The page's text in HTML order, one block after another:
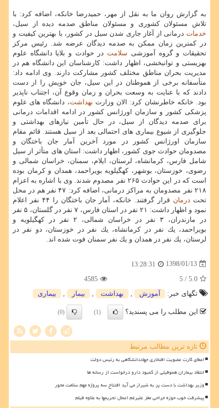
به گزارش روان ما به نقل از مهر، حمیدرضا خانكه، اضافه كرد: با
تلاش مسئولان كشوری و مسئولان مناطق صدمه دیده از سیل،
خدمات درمانی از آغاز جاری شدن سیل در كشور، با بهترین كیفیت و
در كمترین زمان ممكن به صدمه دیدگان عرضه شد. رئیس مركز
تحقیقات و گروه آموزشی سلامت در حوادث و بلایا دانشگاه علوم
بهزیستی و توانبخشی، اظهار داشت: كارشناسان این دانشگاه هم در
مدیریت بحران مناطق مختلف كشور مشاركت دارند. وی ادامه داد:
متأسفانه برخی از هموطنان در این سیل، جان خویش را از دست
دادند كه با عنایت به وسعت بحران و زمان وقوع آن، اجتناب ناپذیر
بود. خانكه خاطرنشان كرد: الان وزارت بهداشت، دانشگاه های علوم
پزشكی كشور و سازمان اورژانس كشور در ادامه اقدامات درمانی
برای صدمه دیدگان از سیل، در حال تأمین نیازهای بهداشتی و
جلوگیری از شیوع بیماری های احتمالی بعد از سیل هستند. قائم مقام
سازمان اورژانس كشور در مورد آخرین آمار جان باختگان و
مصدومان حوادث جوی كشور، اظهار داشت: استان های متأثر از سیل
شامل فارس، كرمانشاه، لرستان، ایلام، سمنان، خراسان شمالی و
رضوی، خوزستان، بوشهر، كهگیلویه بویراحمد، همدان و كرمان بوده
است كه در این حوادث ۲۶۵ نفر مصدوم شدند. وی با اشاره به اعزام
۲۱۸ نفر مصدومان به مراكز درمانی، اضافه كرد: ۴۷ نفر هم در محل
تحت درمان
قرار گرفتند. خانكه، آمار جان باختگان را ۴۴ نفر اعلام
نمود و اظهار داشت: ۲۱ نفر در استان فارس، ۷ نفر در گلستان، ۵ نفر
در مازندران، ۳ نفر در خراسان شمالی، ۲ نفر در كهگیلویه و
بویراحمد، یك نفر در كرمانشاه، یك نفر در خوزستان، دو نفر در
لرستان، یك نفر در همدان و یك نفر سمنان فوت شده اند.
1398/01/13
13:28:31
5.0
/ 5
4585
تگهای خبر:
آموزش بهداشت بیمار بیماری
این مطلب را می پسندید؟ (1)
(0)
تازه ترین مطالب مرتبط
اعطای کارت عضویت افتخاری جهاددانشگاهی به رئیس دولت
انتقاد بیماران هموفیلی از کمبود دارو درخواست از رسانه ها
وزیر بهداشت با دست پر به شیراز می آید افتتاح سه پروژه مهم سلامت محور
پیشرفت خوب حوزه جراحی مغز علیرغم اعمال تحریمها به علاوه فیلم